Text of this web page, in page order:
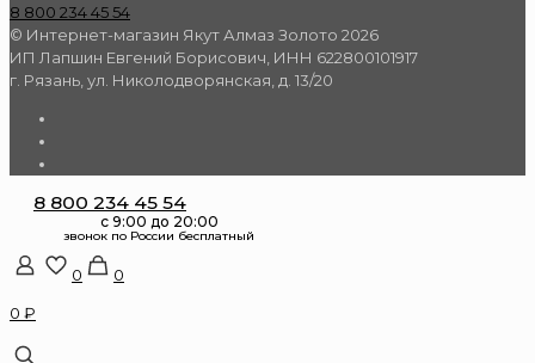
8 800 234 45 54
© Интернет-магазин Якут Алмаз Золото 2026
ИП Лапшин Евгений Борисович, ИНН 622800101917
г. Рязань, ул. Николодворянская, д. 13/20
8 800 234 45 54
0
0
0 ₽